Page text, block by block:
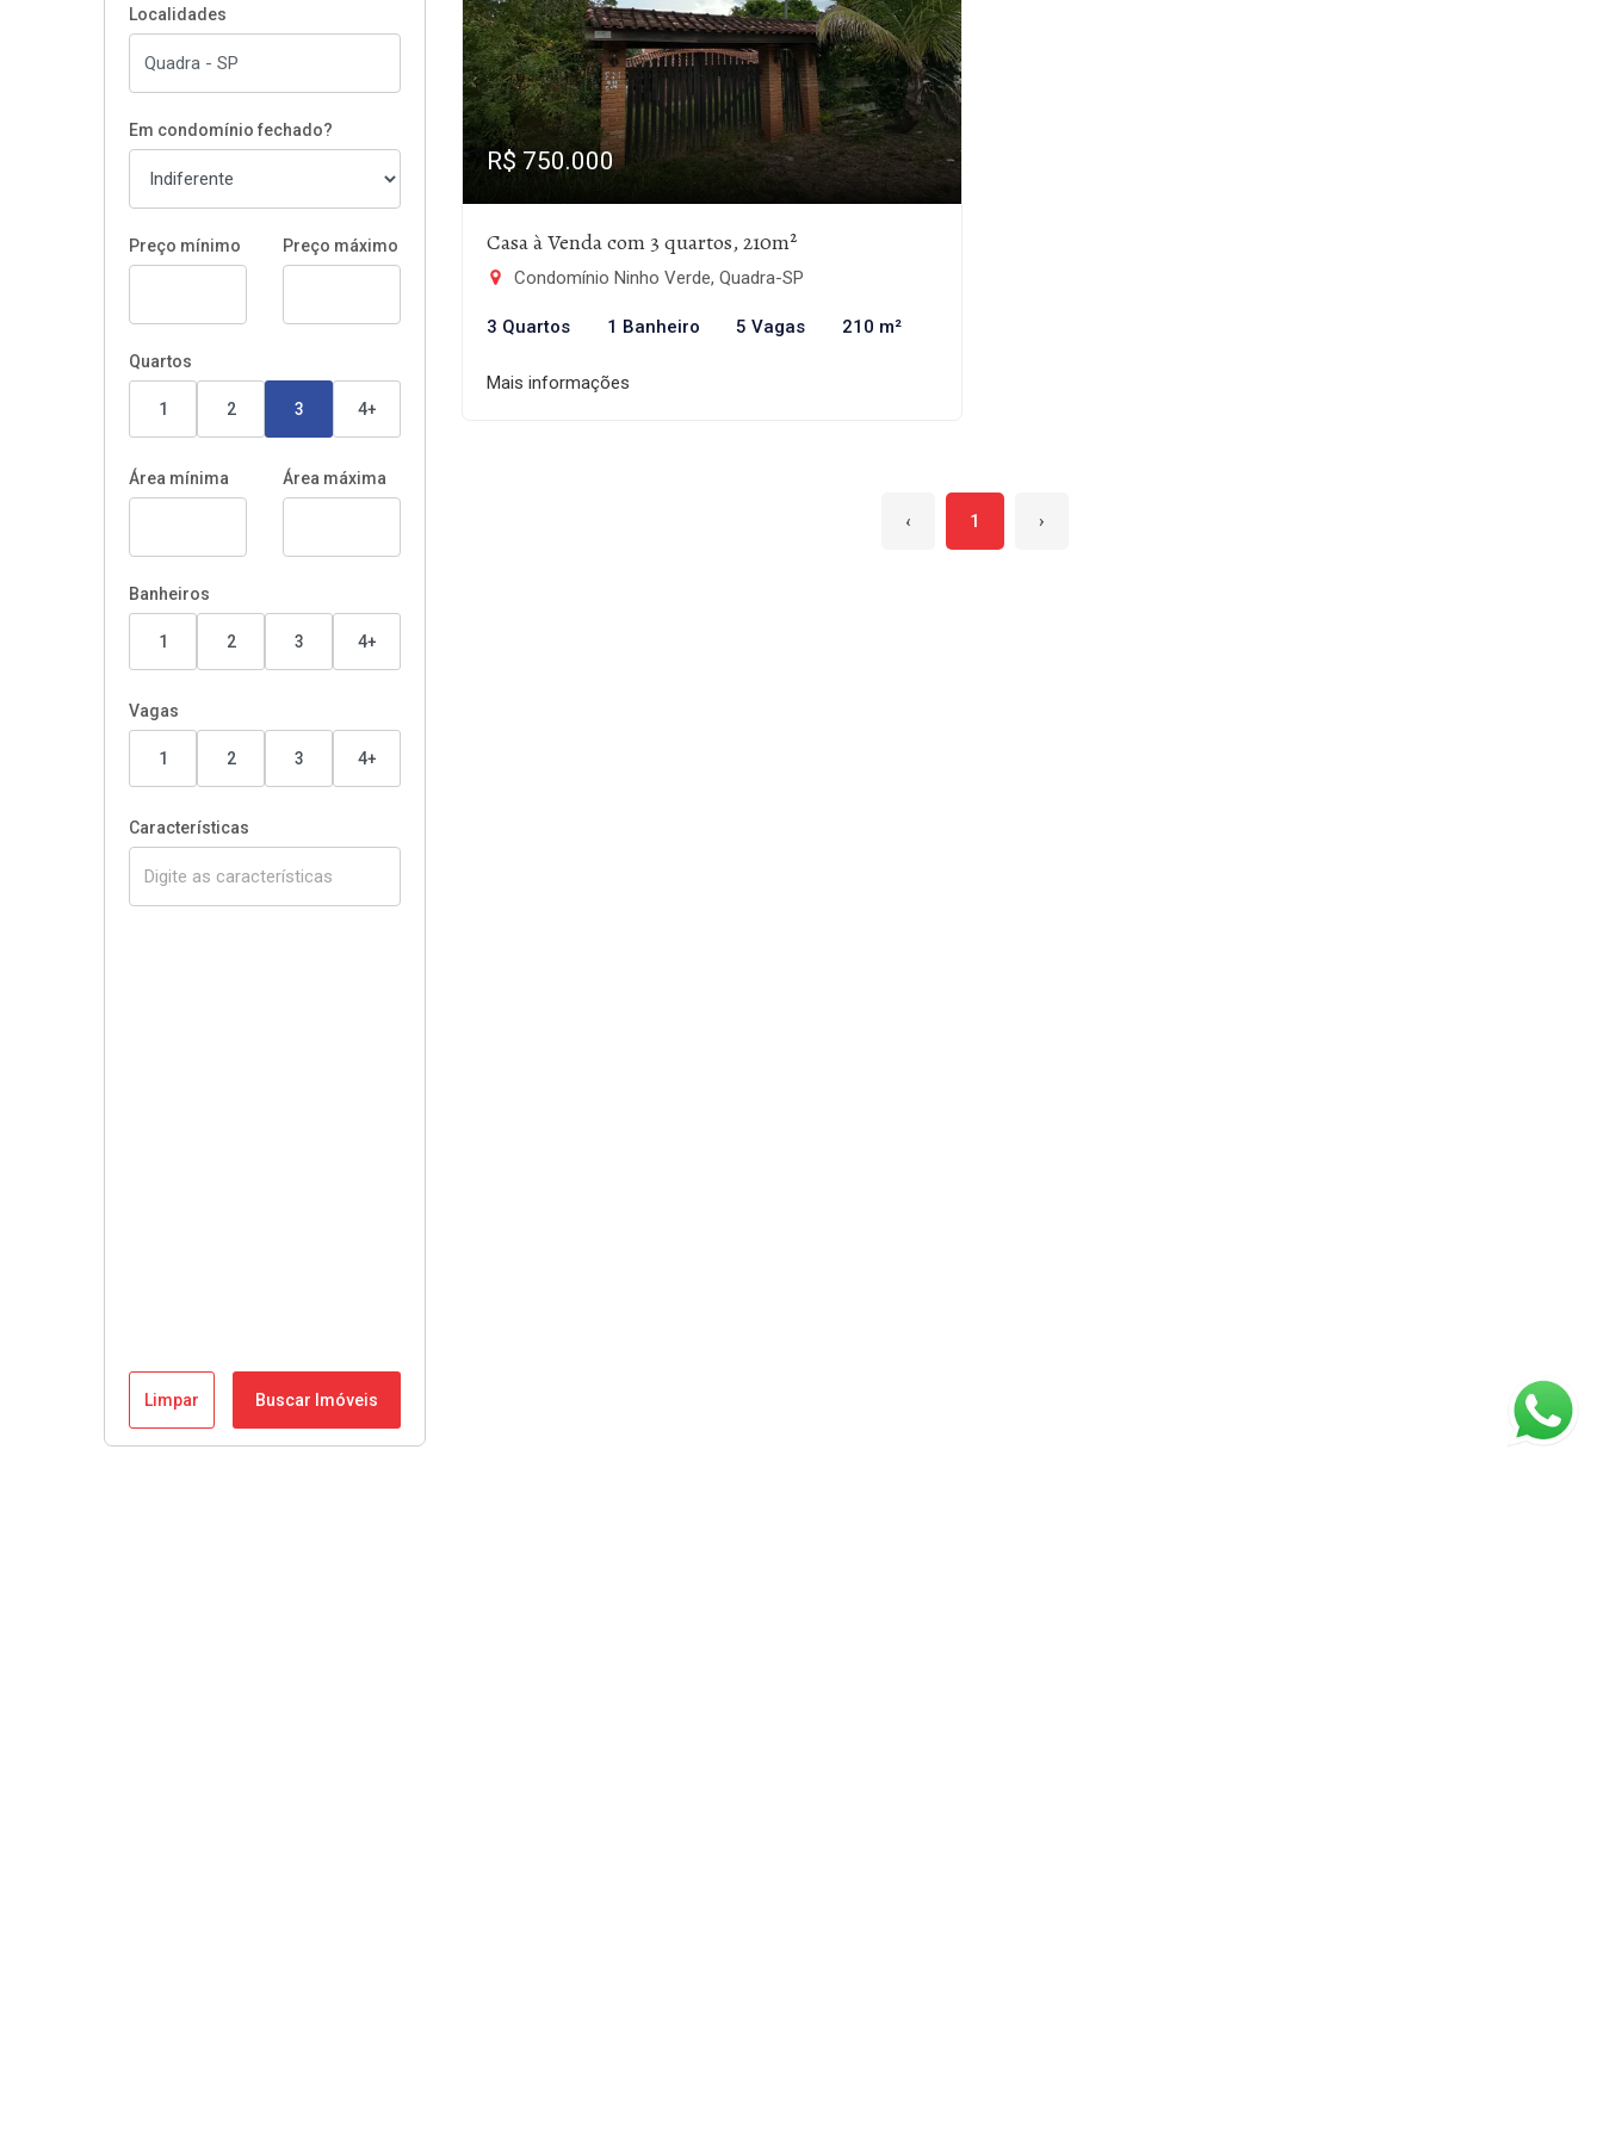
Localidades
Em condomínio fechado?
Preço mínimo Preço máximo
Quartos
1 2 3 4+
Área mínima Área máxima
Banheiros
1 2 3 4+
Vagas
1 2 3 4+
Características
Limpar Buscar Imóveis
R$ 750.000
Casa à Venda com 3 quartos, 210m²
Condomínio Ninho Verde, Quadra-SP
3 Quartos 1 Banheiro 5 Vagas 210 m²
Mais informações
‹ 1 ›